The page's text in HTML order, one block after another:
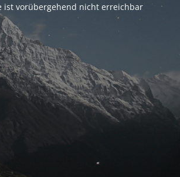
ist vorübergehend nicht erreichbar